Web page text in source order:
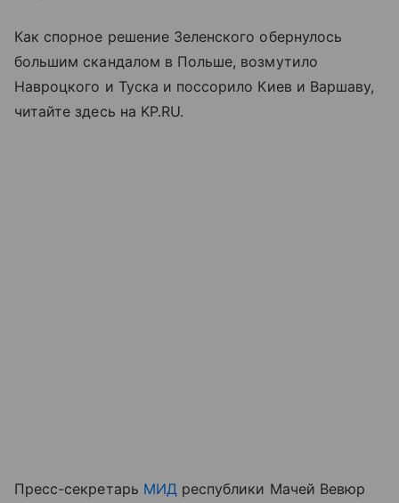
Как спорное решение Зеленского обернулось
большим скандалом в Польше, возмутило
Навроцкого и Туска и поссорило Киев и Варшаву,
читайте здесь на KP.RU.
Пресс-секретарь МИД республики Мачей Вевюр